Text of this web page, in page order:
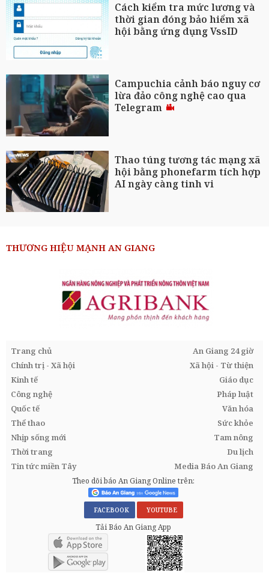
Cách kiểm tra mức lương và
thời gian đóng bảo hiểm xã
hội bằng ứng dụng VssID
Campuchia cảnh báo nguy cơ
lừa đảo công nghệ cao qua
Telegram
Thao túng tương tác mạng xã
hội bằng phonefarm tích hợp
AI ngày càng tinh vi
THƯƠNG HIỆU MẠNH AN GIANG
Trang chủ
An Giang 24 giờ
Chính trị - Xã hội
Xã hội - Từ thiện
Kinh tế
Giáo dục
Công nghệ
Pháp luật
Quốc tế
Văn hóa
Thể thao
Sức khỏe
Nhịp sống mới
Tam nông
Thời trang
Du lịch
Tin tức miền Tây
Media Báo An Giang
Theo dõi báo An Giang Online trên:
FACEBOOK YOUTUBE
Tải Báo An Giang App